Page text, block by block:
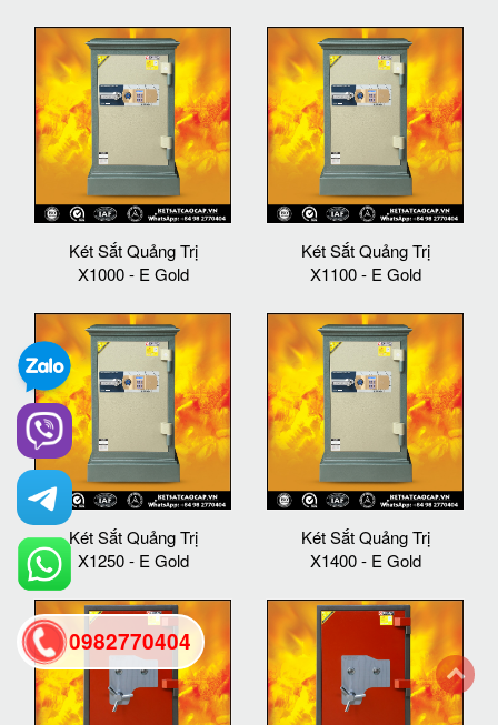
Két Sắt Quảng Trị
X1000 - E Gold
Két Sắt Quảng Trị
X1100 - E Gold
Két Sắt Quảng Trị
X1250 - E Gold
Két Sắt Quảng Trị
X1400 - E Gold
0982770404
back